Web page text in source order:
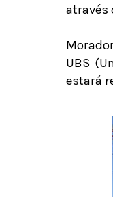
através
UBS
estará